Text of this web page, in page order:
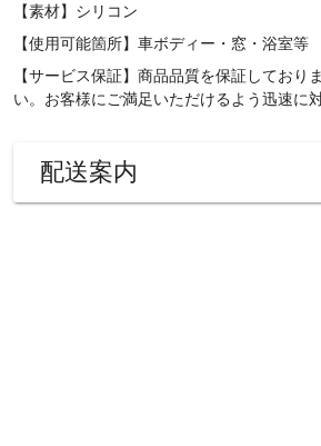
【素材】シリコン
【使用可能箇所】車ボディー・窓・浴室等
【サービス保証】商品品質を保証してお
い。お客様にご満足いただけるよう迅速に
配送案内